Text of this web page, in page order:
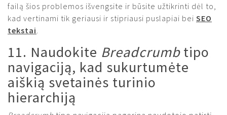
failą šios problemos išvengsite ir būsite užtikrinti dėl to,
kad vertinami tik geriausi ir stipriausi puslapiai bei SEO
tekstai
11. Naudokite Breadcrumbtipo
navigaciją, kad sukurtumėte
aiškią svetainės turinio
hierarchiją